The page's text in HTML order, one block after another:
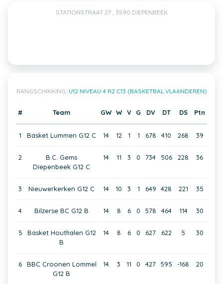
STATIONSTRAAT 27 , 3590 DIEPENBEEK
RANGSCHIKKING: U12 NIVEAU 4 R2 C13 (BASKETBAL VLAANDEREN)
# Team GW W V G DV DT DS Ptn
1 Basket Lummen G12 C 14 12 1 1 678 410 268 39
2
B.C. Gems
Diepenbeek G12 C
14 11 3 0 734 506 228 36
3 Nieuwerkerken G12 C 14 10 3 1 649 428 221 35
4 Bilzerse BC G12 B 14 8 6 0 578 464 114 30
5
Basket Houthalen G12
B
14 8 6 0 627 622 5 30
6
BBC Croonen Lommel
G12 B
14 3 11 0 427 595 -168 20